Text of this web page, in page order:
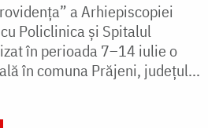
a Arhiepiscopiei
Policlinica și Spitalul
în perioada 7–14 iulie o
în comuna Prăjeni, județul...